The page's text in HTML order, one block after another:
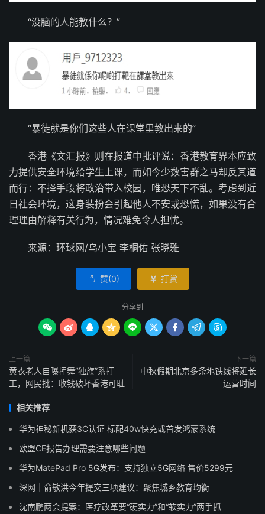
“没脑的人能教什么？”
“暴徒就是你们这些人在课堂里教出来的”
香港《文汇报》则在报道中批评说：香港教育界本应致
力提供安全环境给学生上课，而如今少数害群之马却反其道
而行：不择手段将政治带入校园，唯恐天下不乱。考虑到近
日社会环境，这身装扮会引起他人不安或恐慌，如果没有合
理理由解释有关行为，情况难免令人担忧。
来源：环球网/乌小宝 李桐佑 张晓雅
 赞(0)  打赏
分享到
        
上一篇
黄衣老人自曝挥舞“独旗”系打
工，网民批：收钱破坏香港可耻
下一篇
中秋假期北京多条地铁线将延长
运营时间
相关推荐
华为神秘新机获3C认证 标配40w快充或首发鸿蒙系统
欧盟CE报告办理需要注意哪些问题
华为MatePad Pro 5G发布：支持独立5G网络 售价5299元
深网｜俞敏洪今年提交三项建议：聚焦城乡教育均衡
沈南鹏两会提案：医疗改革要“硬实力”和“软实力”两手抓